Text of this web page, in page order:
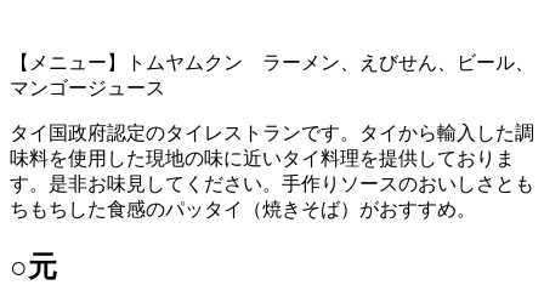
【メニュー】トムヤムクン ラーメン、えびせん、ビール、
マンゴージュース
タイ国政府認定のタイレストランです。タイから輸入した調
味料を使用した現地の味に近いタイ料理を提供しておりま
す。是非お味見してください。手作りソースのおいしさとも
ちもちした食感のパッタイ（焼きそば）がおすすめ。
○元